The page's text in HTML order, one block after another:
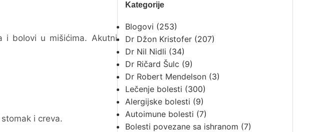
Kategorije
Blogovi (253)
Dr Džon Kristofer(207)
Dr Nil Nidli (34)
Dr Ričard Šulc (9)
Dr Robert Mendelson(3)
Lečenje bolesti (300)
Alergijske bolesti (9)
Autoimune bolesti (7)
Bolesti povezane sa ishranom (7)
i bolovi u mišićima. Akutni
i creva.